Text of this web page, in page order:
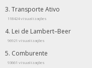
Transporte Ativo
118424 visualizações
Lei de Lambert–Beer
96921 visualizações
Comburente
93661 visualizações